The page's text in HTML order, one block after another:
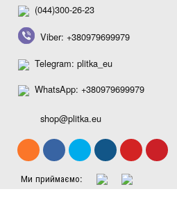
(044)300-26-23
Viber: +380979699979
Telegram: plitka_eu
WhatsApp: +380979699979
shop@plitka.eu
Ми приймаємо: